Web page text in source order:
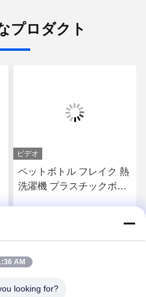
プロダクト
ビデオ
ペットボトル フレイク 熱
洗濯機 プラスチックボト
AM
looking for?